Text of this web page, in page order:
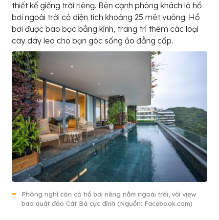
thiết kế giếng trời riêng. Bên cạnh phòng khách là hồ
bơi ngoài trời có diện tích khoảng 25 mét vuông. Hồ
bơi được bao bọc bằng kính, trang trí thêm các loại
cây dây leo cho bạn góc sống ảo đẳng cấp.
Phòng nghỉ còn có hồ bơi riêng nằm ngoài trời, với view
bao quát đảo Cát Bà cực đỉnh (Nguồn: Facebook.com)